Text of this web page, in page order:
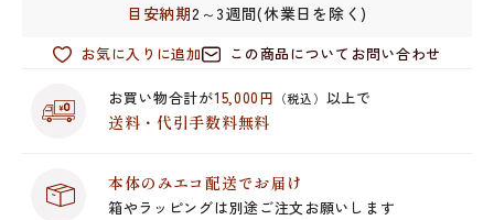
目安納期2～3週間(休業日を除く)
お気に入りに追加 この商品についてお問い合わせ
お買い物合計が15,000円 （税込） 以上で
送料・代引手数料無料
本体のみエコ配送でお届け
箱やラッピングは別途ご注文お願いします